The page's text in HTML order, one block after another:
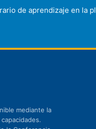
de aprendizaje en la
mediante la